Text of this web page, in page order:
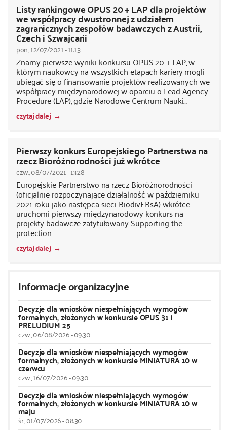
Listy rankingowe OPUS 20 + LAP dla projektów
we współpracy dwustronnej z udziałem
zagranicznych zespołów badawczych z Austrii,
Czech i Szwajcarii
pon., 12/07/2021 - 11:13
Znamy pierwsze wyniki konkursu OPUS 20 + LAP, w
którym naukowcy na wszystkich etapach kariery mogli
ubiegać się o finansowanie projektów realizowanych we
współpracy międzynarodowej w oparciu o Lead Agency
Procedure (LAP), gdzie Narodowe Centrum Nauki…
czytaj dalej
Pierwszy konkurs Europejskiego Partnerstwa na
rzecz Bioróżnorodności już wkrótce
czw., 08/07/2021 - 13:28
Europejskie Partnerstwo na rzecz Bioróżnorodności
(oficjalnie rozpoczynające działalność w październiku
2021 roku jako następca sieci BiodivERsA) wkrótce
uruchomi pierwszy międzynarodowy konkurs na
projekty badawcze zatytułowany Supporting the
protection…
czytaj dalej
Informacje organizacyjne
Decyzje dla wniosków niespełniających wymogów
formalnych, złożonych w konkursie OPUS 31 i
PRELUDIUM 25
czw., 06/08/2026 - 09:30
Decyzje dla wniosków niespełniających wymogów
formalnych, złożonych w konkursie MINIATURA 10 w
czerwcu
czw., 16/07/2026 - 09:30
Decyzje dla wniosków niespełniających wymogów
formalnych, złożonych w konkursie MINIATURA 10 w
maju
śr., 01/07/2026 - 08:30